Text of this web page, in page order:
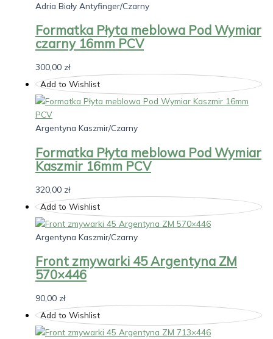
Adria Biały Antyfinger/Czarny
Formatka Płyta meblowa Pod Wymiar
czarny 16mm PCV
300,00 zł
Add to Wishlist
Argentyna Kaszmir/Czarny
Formatka Płyta meblowa Pod Wymiar
Kaszmir 16mm PCV
320,00 zł
Add to Wishlist
Argentyna Kaszmir/Czarny
Front zmywarki 45 Argentyna ZM
570×446
90,00 zł
Add to Wishlist